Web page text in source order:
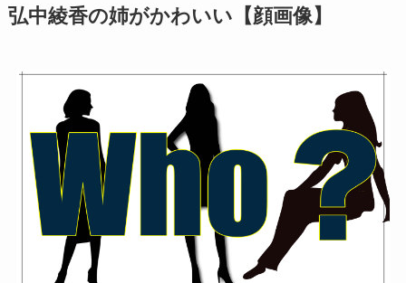
弘中綾香の姉がかわいい【顔画像】